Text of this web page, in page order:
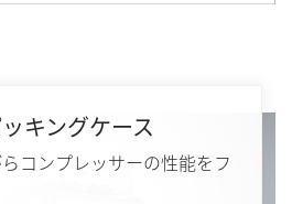
キングケース
コンプレッサーの性能をフ